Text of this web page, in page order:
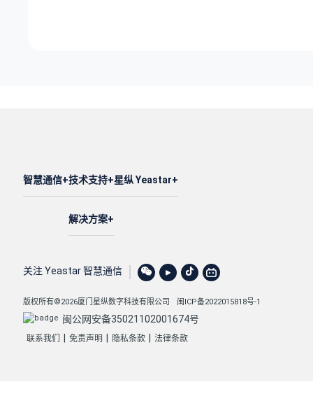
智慧通信 技术支持
解决方案
星纵 Yeastar
关注 Yeastar 智慧通信
版权所有©2026厦门星纵数字科技有限公司 闽ICP备2022015818号-1
闽公网安备35021102001674号
联系我们 免责声明 隐私条款 法律条款